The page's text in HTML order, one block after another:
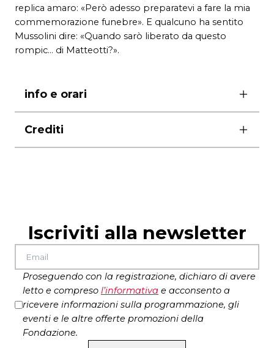
replica amaro: «Però adesso preparatevi a fare la mia
commemorazione funebre». E qualcuno ha sentito
Mussolini dire: «Quando sarò liberato da questo
rompic… di Matteotti?».
info e orari
ore 21.00
biglietti
10,00€ posto unico
Crediti
Spettacolo prodotto con il sostegno della
Presidenza del Consiglio dei Ministri-Struttura
di missione anniversari nazionali ed eventi
sportivi nazionali e internazionali nell’ambito
dei progetti per iniziative connesse alla
celebrazione della figura di Giacomo Matteotti,
con il supporto di Regione Autonoma Friuli
Venezia Giulia, Fondazione Vincenzo Casillo,
con il patrocinio di Fondazione di Studi Storici
Iscriviti alla newsletter
Proseguendo con la registrazione, dichiaro di avere
letto e compreso l’informativa e acconsento a
ricevere informazioni sulla programmazione, gli
eventi e le altre offerte promozioni della
Fondazione.